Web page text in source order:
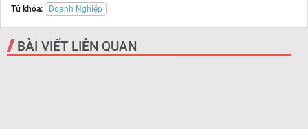
Từ khóa: Doanh Nghiệp
BÀI VIẾT LIÊN QUAN